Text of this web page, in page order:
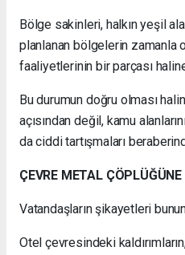
Bölge sakinleri, halkın yeşil
planlanan bölgelerin zamanla
faaliyetlerinin bir parçası
Bu durumun doğru olması
açısından değil, kamu
da ciddi tartışmaları
ÇEVRE METAL
Vatandaşların şikayetleri
Otel çevresindeki